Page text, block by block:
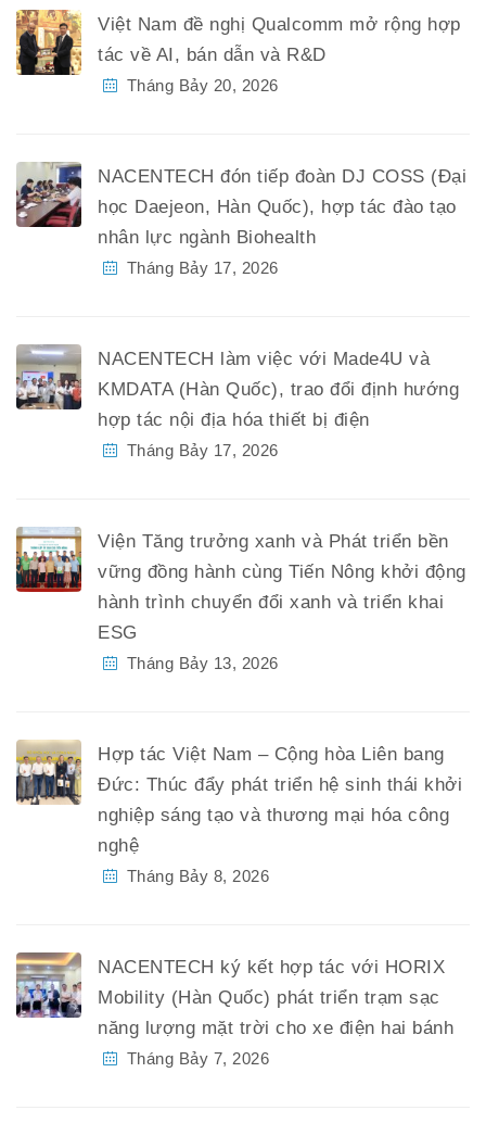
Việt Nam đề nghị Qualcomm mở rộng hợp
tác về AI, bán dẫn và R&D
Tháng Bảy 20, 2026
NACENTECH đón tiếp đoàn DJ COSS (Đại
học Daejeon, Hàn Quốc), hợp tác đào tạo
nhân lực ngành Biohealth
Tháng Bảy 17, 2026
NACENTECH làm việc với Made4U và
KMDATA (Hàn Quốc), trao đổi định hướng
hợp tác nội địa hóa thiết bị điện
Tháng Bảy 17, 2026
Viện Tăng trưởng xanh và Phát triển bền
vững đồng hành cùng Tiến Nông khởi động
hành trình chuyển đổi xanh và triển khai
ESG
Tháng Bảy 13, 2026
Hợp tác Việt Nam – Cộng hòa Liên bang
Đức: Thúc đẩy phát triển hệ sinh thái khởi
nghiệp sáng tạo và thương mại hóa công
nghệ
Tháng Bảy 8, 2026
NACENTECH ký kết hợp tác với HORIX
Mobility (Hàn Quốc) phát triển trạm sạc
năng lượng mặt trời cho xe điện hai bánh
Tháng Bảy 7, 2026